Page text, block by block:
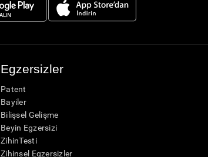
Egzersizler
Patent
Bayiler
Bilişsel Gelişme
Beyin Egzersizi
ZihinTesti
Zihinsel Egzersizler